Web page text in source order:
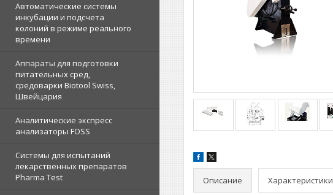
Автоматические системы
инкубации и подсчета
колоний в режиме реального
времени
Аппараты для подготовки
питательных сред,
средоварки Biotool Swiss,
Швейцария
Аналитические экспресс
анализаторы FOSS
Системы для испытаний
лекарственных препаратов
Pharma Test
Описание Характеристики